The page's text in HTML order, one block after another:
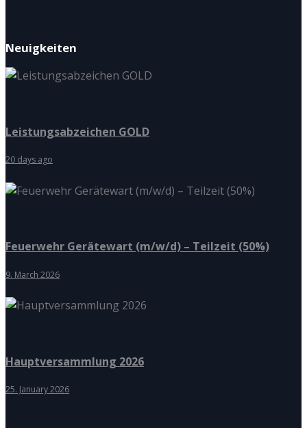
Neuigkeiten
Leistungsabzeichen GOLD
20 days ago
Feuerwehr Gerätewart (m/w/d) – Teilzeit (50%)
9. March 2026
Hauptversammlung 2026
25. January 2026